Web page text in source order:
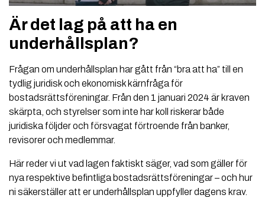
Är det lag på att ha en
underhållsplan?
Frågan om underhållsplan har gått från “bra att ha” till en
tydlig juridisk och ekonomisk kärnfråga för
bostadsrättsföreningar. Från den 1 januari 2024 är kraven
skärpta, och styrelser som inte har koll riskerar både
juridiska följder och försvagat förtroende från banker,
revisorer och medlemmar.
Här reder vi ut vad lagen faktiskt säger, vad som gäller för
nya respektive befintliga bostadsrättsföreningar – och hur
ni säkerställer att er underhållsplan uppfyller dagens krav.